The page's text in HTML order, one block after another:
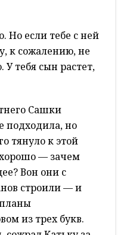
Но если тебе с ней
к сожалению, не
У тебя сын растет,
Сашки
подходила, но
тянуло к этой
— зачем
Вон они с
строили — и
из трех букв.